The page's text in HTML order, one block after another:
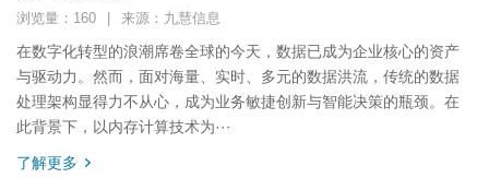
浏览量：160 来源：九慧信息
在数字化转型的浪潮席卷全球的今天，数据已成为企业核心的资产
与驱动力。然而，面对海量、实时、多元的数据洪流，传统的数据
处理架构显得力不从心，成为业务敏捷创新与智能决策的瓶颈。在
此背景下，以内存计算技术为···
了解更多